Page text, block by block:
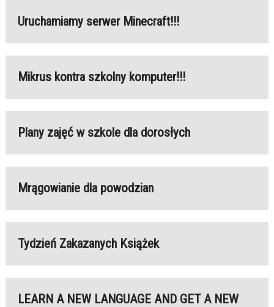
Uruchamiamy serwer Minecraft!!!
Mikrus kontra szkolny komputer!!!
Plany zajęć w szkole dla dorosłych
Mrągowianie dla powodzian
Tydzień Zakazanych Książek
LEARN A NEW LANGUAGE AND GET A NEW